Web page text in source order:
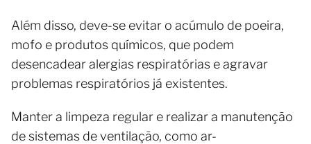
Além disso, deve-se evitar o acúmulo de poeira,
mofo e produtos químicos, que podem
desencadear alergias respiratórias e agravar
problemas respiratórios já existentes.
Manter a limpeza regular e realizar a manutenção
de sistemas de ventilação, como ar-